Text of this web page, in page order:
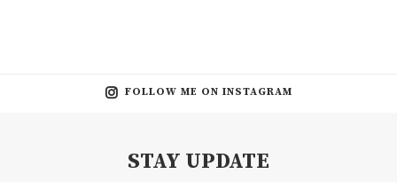
FOLLOW ME ON INSTAGRAM
STAY UPDATE